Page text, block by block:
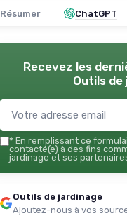
Résumer ChatGPT
Recevez les
Outils de
* En remplissant ce
contacté(e) à des fins
jardinage et ses
Outils de jardinage
Ajoutez-nous à vos